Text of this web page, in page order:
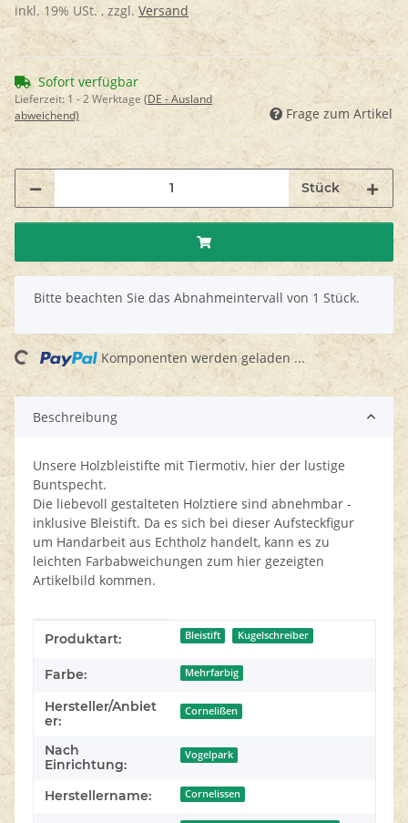
inkl. 19% USt. , zzgl. Versand
Sofort verfügbar
Lieferzeit:1 - 2 Werktage (DE - Ausland
abweichend)
Frage zum Artikel
Stück
x
Bitte beachten Sie das Abnahmeintervall von 1 Stück.
Komponenten werden geladen ...
Beschreibung
Unsere Holzbleistifte mit Tiermotiv, hier der lustige
Buntspecht.
Die liebevoll gestalteten Holztiere sind abnehmbar -
inklusive Bleistift. Da es sich bei dieser Aufsteckfigur
um Handarbeit aus Echtholz handelt, kann es zu
leichten Farbabweichungen zum hier gezeigten
Artikelbild kommen.
Produkteigenschaft
Wert
Produktart: Bleistift Kugelschreiber
Farbe: Mehrfarbig
Hersteller/Anbiet
er:
Cornelißen
Nach
Einrichtung:
Vogelpark
Herstellername: Cornelissen